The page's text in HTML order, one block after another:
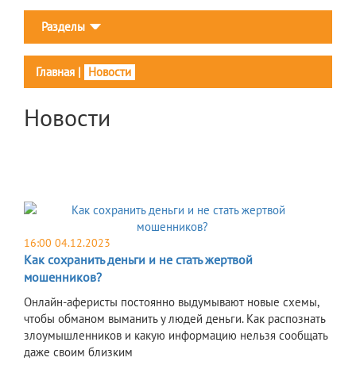
Разделы
Главная | Новости
Новости
16:00 04.12.2023
Как сохранить деньги и не стать жертвой
мошенников?
Онлайн-аферисты постоянно выдумывают новые схемы,
чтобы обманом выманить у людей деньги. Как распознать
злоумышленников и какую информацию нельзя сообщать
даже своим близким